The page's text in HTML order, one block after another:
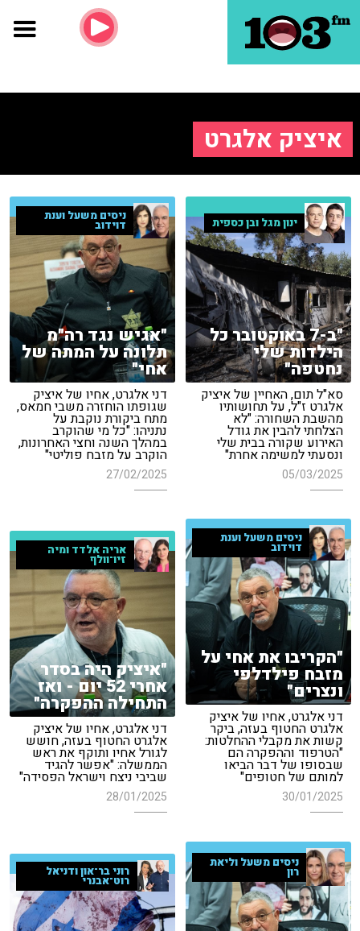
איציק אלגרט
ינון מגל ובן כספית
"ב-7 באוקטובר כל
הילדות שלי
נחטפה"
סא"ל תום, האחיין של איציק
אלגרט ז"ל, על תחושותיו
מהשבת השחורה: "לא
הצלחתי להבין את גודל
האירוע שקורה בבית שלי
ונסעתי למשימה אחרת"
05/03/2025
ניסים משעל וענת
דוידוב
"אגיש נגד רה"מ
תלונה על המתה של
אחי"
דני אלגרט, אחיו של איציק
שגופתו הוחזרה משבי חמאס,
מתח ביקורת נוקבת על
נתניהו: "כל מי שהוקרב
במהלך השנה וחצי האחרונות,
הוקרב על מזבח פוליטי"
27/02/2025
ניסים משעל וענת
דוידוב
"הקריבו את אחי על
מזבח פילדלפי
ונצרים"
דני אלגרט, אחיו של איציק
אלגרט החטוף בעזה, ביקר
קשות את מקבלי ההחלטות:
"הטרפוד וההפקרה הם
שבסופו של דבר הביאו
למותם של חטופים"
30/01/2025
אריה אלדד ומיה
זיו־וולף
"איציק היה בסדר
אחרי 52 יום - ואז
התחילה ההפקרה"
דני אלגרט, אחיו של איציק
אלגרט החטוף בעזה, חושש
לגורל אחיו ותוקף את ראש
הממשלה: "אפשר להגיד
שביבי ניצח וישראל הפסידה"
28/01/2025
ניסים משעל וליאת
רון רוני בר־און ודניאל
רוט־אבנרי